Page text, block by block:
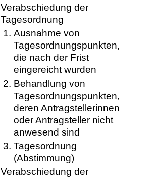
Verabschiedung der
Tagesordnung
Ausnahme von
Tagesordnungspunkten,
die nach der Frist
eingereicht wurden
Behandlung von
Tagesordnungspunkten,
deren Antragstellerinnen
oder Antragsteller nicht
anwesend sind
Tagesordnung
(Abstimmung)
Verabschiedung der